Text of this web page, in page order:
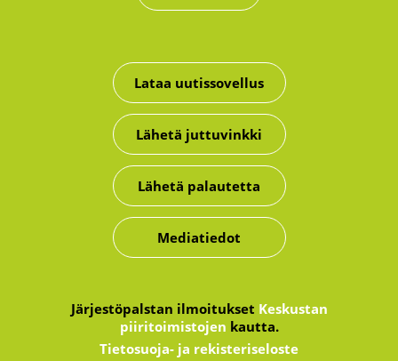
Lataa uutissovellus
Lähetä juttuvinkki
Lähetä palautetta
Mediatiedot
Järjestöpalstan ilmoitukset Keskustan
piiritoimistojen kautta.
Tietosuoja- ja rekisteriseloste